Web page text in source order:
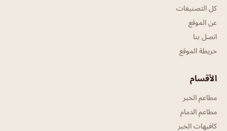
كل التصنيفات
عن الموقع
اتصل بنا
خريطة الموقع
الأقسام
مطاعم الخبر
مطاعم الدمام
كافيهات الخبر